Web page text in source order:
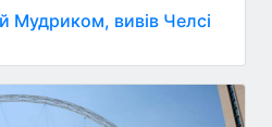
Мудриком, вивів Челсі